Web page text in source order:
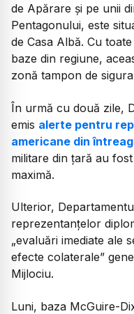
de Apărare și pe unii
Pentagonului, este
de Casa Albă. Cu
baze din regiune,
zonă tampon de
În urmă cu două zile,
emis alerte pentru
americane din
militare din țară au
maximă.
Ulterior,
reprezentanțelor
„evaluări imediate ale
efecte colaterale”
Mijlociu.
Luni, baza McGuire-